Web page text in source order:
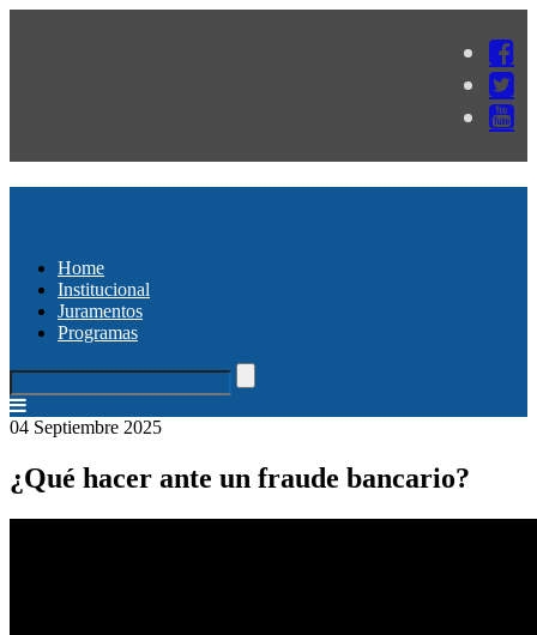
Home
Institucional
Juramentos
Programas
04 Septiembre 2025
¿Qué hacer ante un fraude bancario?